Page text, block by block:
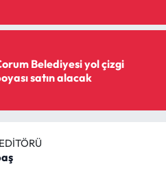
Belediyesi yol çizgi
satın alacak